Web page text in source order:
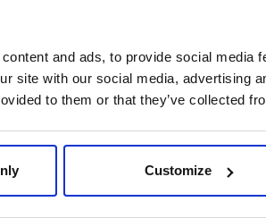
and ads, to provide social media
site with our social media, advertising
to them or that they’ve collected
Customize